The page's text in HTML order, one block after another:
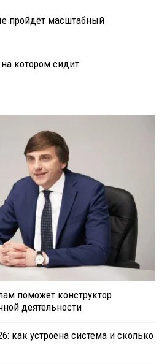
пройдёт масштабный
котором сидит
поможет конструктор
деятельности
как устроена система и сколько